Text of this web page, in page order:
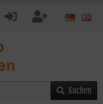
Suchen